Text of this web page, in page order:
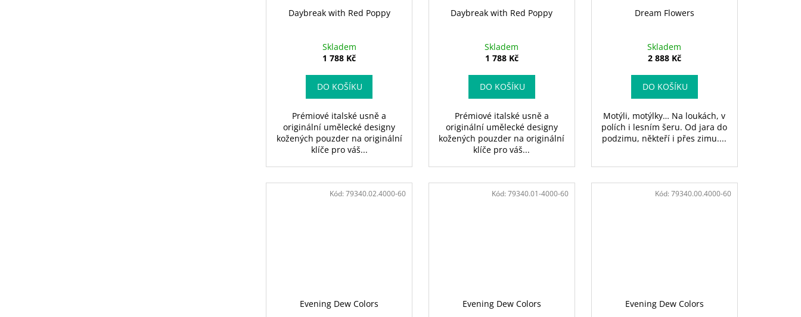
Daybreak with Red Poppy
Skladem
1 788 Kč
DO KOŠÍKU
Prémiové italské usně a
originální umělecké designy
kožených pouzder na originální
klíče pro váš...
Daybreak with Red Poppy
Skladem
1 788 Kč
DO KOŠÍKU
Prémiové italské usně a
originální umělecké designy
kožených pouzder na originální
klíče pro váš...
Dream Flowers
Skladem
2 888 Kč
DO KOŠÍKU
Motýli, motýlky… Na loukách, v
polích i lesním šeru. Od jara do
podzimu, někteří i přes zimu....
Evening Dew Colors
Kód:79340.02.4000-60
Evening Dew Colors
Kód: 79340.01-4000-60
Evening Dew Colors
Kód: 79340.00.4000-60